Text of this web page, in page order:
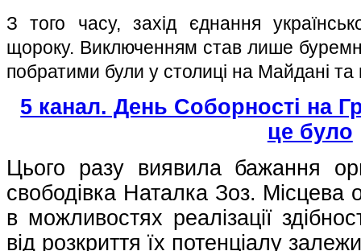
З того часу, захід єднання
щороку. Виключенням став лише
побратими були у столиці на Майдані та
5 канал. День Соборності на
це було
Цього разу виявила бажання
свободівка Наталка Зоз. Місцева
в можливостях реалізації
від розкриття їх потенціалу